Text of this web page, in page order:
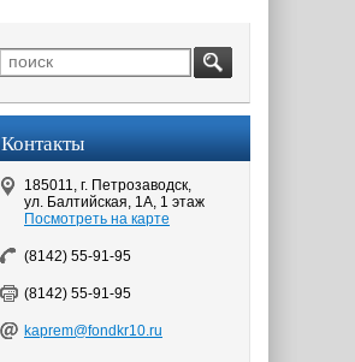
Контакты
185011, г. Петрозаводск,
ул. Балтийская, 1А, 1 этаж
Посмотреть на карте
(8142) 55-91-95
(8142) 55-91-95
kaprem@fondkr10.ru